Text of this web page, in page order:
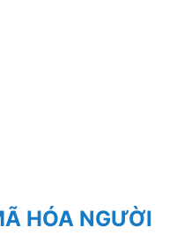
HÓA NGƯỜI